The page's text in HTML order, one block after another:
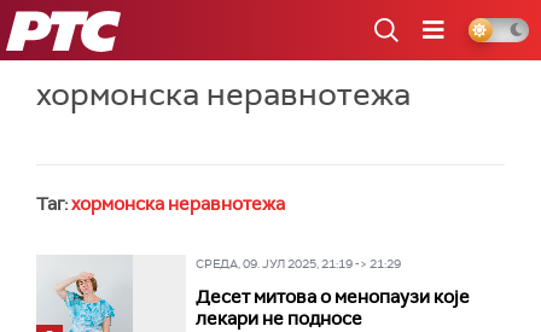
РТС
хормонска неравнотежа
Таг:хормонска неравнотежа
СРЕДА, 09. ЈУЛ 2025, 21:19 -> 21:29
Десет митова о менопаузи које
лекари не подносе